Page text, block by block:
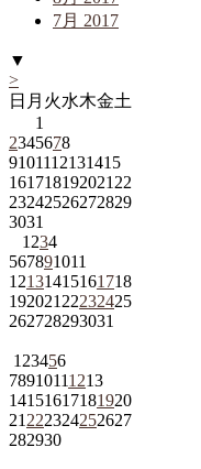
7月 2017
▼
>
日 月 火水木金土
1
2345678
9101112131415
161718192021 22
23242526272829
3031
1 234
567891011
12131415161718
192021 22232425
262728293031
1 23456
78910111213
14151617181920
21 222324252627
282930